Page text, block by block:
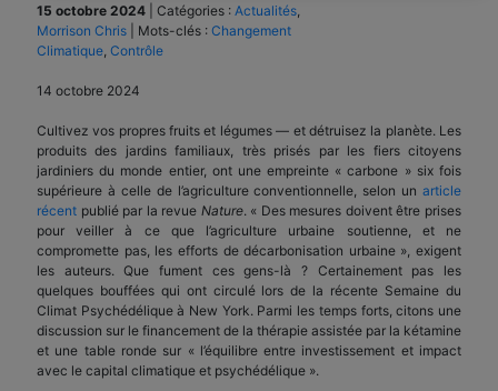
15 octobre 2024 Catégories : Actualités
Morrison Chris
Mots-clés : Changement
Climatique Contrôle
14 octobre 2024
Cultivez vos propres fruits et légumes — et détruisez la planète. Les
produits des jardins familiaux, très prisés par les fiers citoyens
jardiniers du monde entier, ont une empreinte « carbone » six fois
supérieure à celle de l’agriculture conventionnelle, selon un article
récent publié par la revue Nature. « Des mesures doivent être prises
pour veiller à ce que l’agriculture urbaine soutienne, et ne
compromette pas, les efforts de décarbonisation urbaine », exigent
les auteurs. Que fument ces gens-là ? Certainement pas les
quelques bouffées qui ont circulé lors de la récente Semaine du
Climat Psychédélique à New York. Parmi les temps forts, citons une
discussion sur le financement de la thérapie assistée par la kétamine
et une table ronde sur « l’équilibre entre investissement et impact
avec le capital climatique et psychédélique ».